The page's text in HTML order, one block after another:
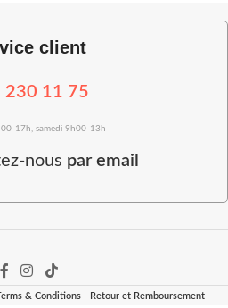
client
230 11 75
17h, samedi 9h00-13h
nous par email
& Conditions - Retour et Remboursement